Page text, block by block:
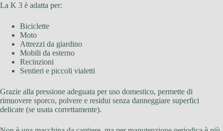
La K 3 è adatta per:
Biciclette
Moto
Attrezzi da giardino
Mobili da esterno
Recinzioni
Sentieri e piccoli vialetti
Grazie alla pressione adeguata per uso domestico, permette di
rimuovere sporco, polvere e residui senza danneggiare superfici
delicate (se usata correttamente).